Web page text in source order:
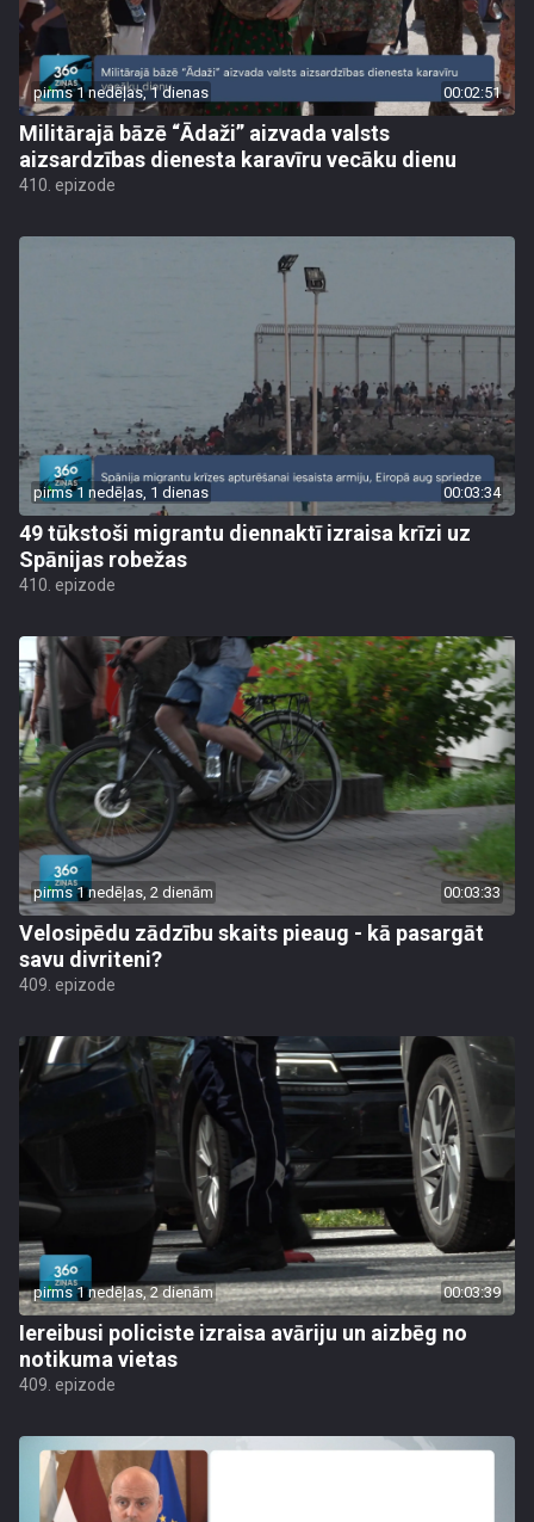
pirms 1 nedēļas, 1 dienas 00:02:51
Militārajā bāzē “Ādaži” aizvada valsts
aizsardzības dienesta karavīru vecāku dienu
410. epizode
pirms 1 nedēļas, 1 dienas 00:03:34
49 tūkstoši migrantu diennaktī izraisa krīzi uz
Spānijas robežas
410. epizode
pirms 1 nedēļas, 2 dienām 00:03:33
Velosipēdu zādzību skaits pieaug - kā pasargāt
savu divriteni?
409. epizode
pirms 1 nedēļas, 2 dienām 00:03:39
Iereibusi policiste izraisa avāriju un aizbēg no
notikuma vietas
409. epizode